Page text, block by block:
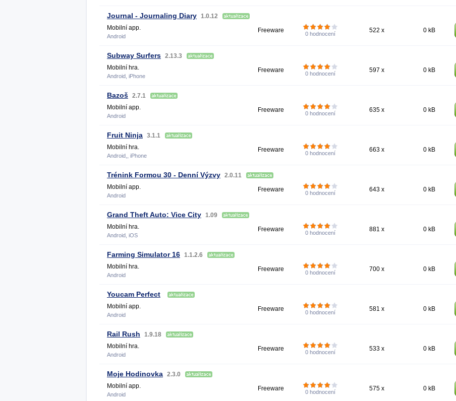
Journal - Journaling Diary 1.0.12
Mobilní app.
Android
Freeware 0 hodnocení 522 x 0 kB
Subway Surfers 2.13.3
Mobilní hra.
Android, iPhone
Freeware 0 hodnocení 597 x 0 kB
Bazoš 2.7.1
Mobilní app.
Android
Freeware 0 hodnocení 635 x 0 kB
Fruit Ninja 3.1.1
Mobilní hra.
Android,, iPhone
Freeware 0 hodnocení 663 x 0 kB
Trénink Formou 30 - Denní Výzvy 2.0.11
Mobilní app.
Android
Freeware 0 hodnocení 643 x 0 kB
Grand Theft Auto: Vice City 1.09
Mobilní hra.
Android, iOS
Freeware 0 hodnocení 881 x 0 kB
Farming Simulator 16 1.1.2.6
Mobilní hra.
Android
Freeware 0 hodnocení 700 x 0 kB
Youcam Perfect
Mobilní app.
Android
Freeware 0 hodnocení 581 x 0 kB
Rail Rush
1.9.18
Mobilní hra.
Android
Freeware 0 hodnocení 533 x 0 kB
Moje Hodinovka 2.3.0
Mobilní app.
Android
Freeware 0 hodnocení 575 x 0 kB